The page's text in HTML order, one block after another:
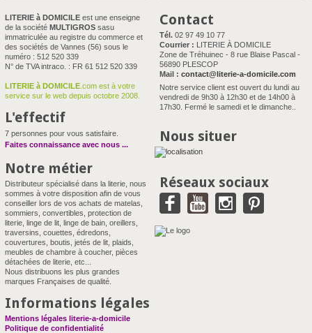
LITERIE à DOMICILE est une enseigne
de la société MULTIGROS sasu
immatriculée au registre du commerce et
des sociétés de Vannes (56) sous le
numéro : 512 520 339
N° de TVA intraco. : FR 61 512 520 339
LITERIE à DOMICILE .com est à votre
service sur le web depuis octobre 2008.
L'effectif
7 personnes pour vous satisfaire.
Faites connaissance avec nous ...
Notre métier
Distributeur spécialisé dans la literie, nous
sommes à votre disposition afin de vous
conseiller lors de vos achats de matelas,
sommiers, convertibles, protection de
literie, linge de lit, linge de bain, oreillers,
traversins, couettes, édredons,
couvertures, boutis, jetés de lit, plaids,
meubles de chambre à coucher, pièces
détachées de literie, etc...
Nous distribuons les plus grandes
marques Françaises de qualité.
Informations légales
Mentions légales literie-a-domicile
Politique de confidentialité
Contact
Tél. 02 97 49 10 77
Courrier : LITERIE À DOMICILE
Zone de Tréhuinec - 8 rue Blaise Pascal -
56890 PLESCOP
Mail : contact@literie-a-domicile.com
Notre service client est ouvert du lundi au
vendredi de 9h30 à 12h30 et de 14h00 à
17h30. Fermé le samedi et le dimanche..
Nous situer
Réseaux sociaux